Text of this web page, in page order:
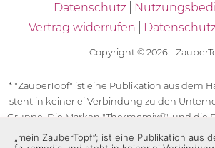
Datenschutz
Vertrag widerrufen
Copyright © 2026 -
* "ZauberTopf" ist eine Publikation aus dem
steht in keinerlei Verbindung zu den
Gruppe. Die Marken "Thermomix®" und die
des "Thermomix®" sind eingetragene
„mein ZauberTopf”; ist eine Publikation aus